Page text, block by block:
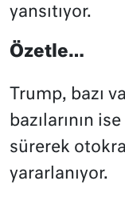
yansıtıyor.
Özetle…
Trump, bazı
bazılarının
sürerek
yararlanıyor.